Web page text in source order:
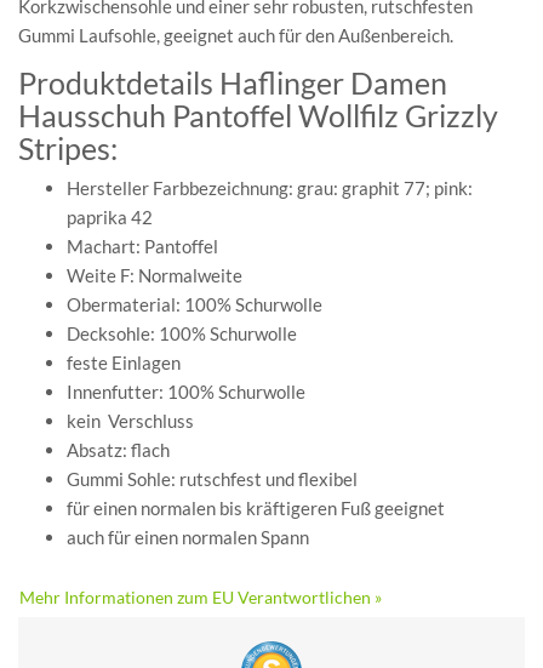
Korkzwischensohle und einer sehr robusten, rutschfesten
Gummi Laufsohle, geeignet auch für den Außenbereich.
Produktdetails Haflinger Damen
Hausschuh Pantoffel Wollfilz Grizzly
Stripes:
Hersteller Farbbezeichnung: grau: graphit 77; pink:
paprika 42
Machart: Pantoffel
Weite F: Normalweite
Obermaterial: 100% Schurwolle
Decksohle: 100% Schurwolle
feste Einlagen
Innenfutter: 100% Schurwolle
kein Verschluss
Absatz: flach
Gummi Sohle: rutschfest und flexibel
für einen normalen bis kräftigeren Fuß geeignet
auch für einen normalen Spann
Mehr Informationen zum EU Verantwortlichen »